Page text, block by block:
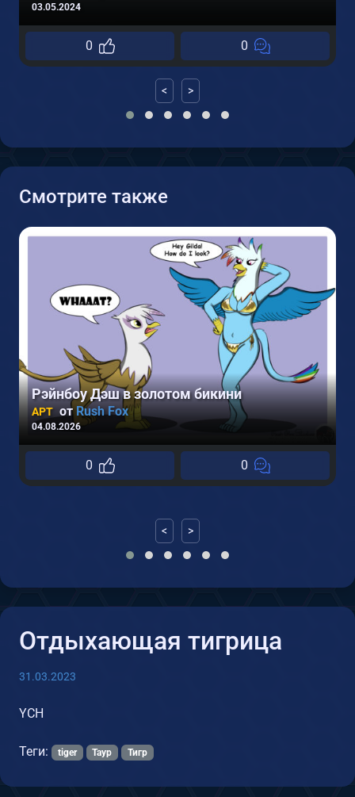
03.05.2024
0 0
< >
Смотрите также
Рэйнбоу Дэш в золотом бикини
АРТ от Rush Fox
04.08.2026
0 0
< >
Отдыхающая тигрица
31.03.2023
YCH
Теги: tiger Таур Тигр